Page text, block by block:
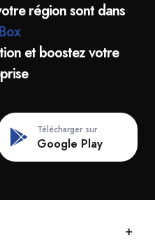
région sont dans
et boostez votre
Télécharger sur
Google Play